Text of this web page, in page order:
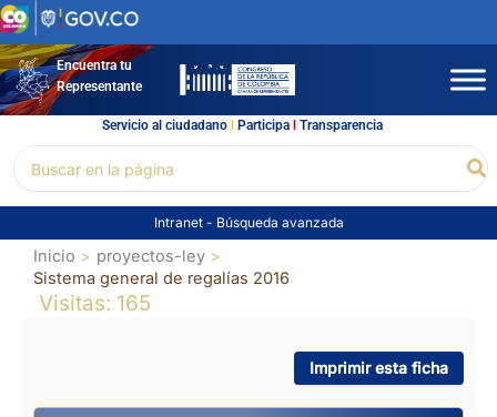
Ir
al
contenidoEncuentra tu
Representante
Servicio al ciudadano l Participal Transparencia
por:
Intranet - Búsqueda avanzada
Inicio
proyectos-ley
Sistema general de regalías 2016
Visitas: 165
Imprimir esta ficha